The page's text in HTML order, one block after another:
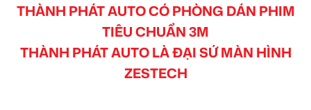
THÀNH PHÁT AUTO CÓ PHÒNG DÁN PHIM
TIÊU CHUẨN 3M
THÀNH PHÁT AUTO LÀ ĐẠI SỨ MÀN HÌNH
ZESTECH